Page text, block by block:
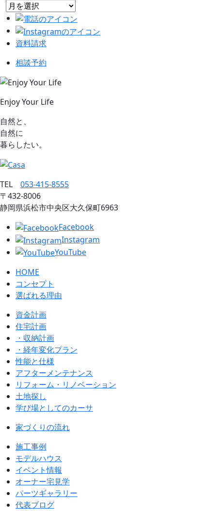
資料請求
相談予約
Enjoy Your Life
自然と、
自然に
暮らしたい。
TEL 053‐415‐8555
〒432‐8006
静岡県浜松市中央区大久保町6963
Facebook
Instagram
YouTube
HOME
コンセプト
選ばれる理由
資金計画
住宅計画
・収納計画
・経年変化プラン
性能と仕様
アフターメンテナンス
リフォーム・リノベーション
土地探し
学び場としてのカーサ
家づくりの流れ
施工事例
モデルハウス
イベント情報
オーナー宅見学
パーツギャラリー
代表ブログ